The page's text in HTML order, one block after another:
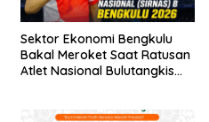
Sektor Ekonomi Bengkulu
Bakal Meroket Saat Ratusan
Atlet Nasional Bulutangkis